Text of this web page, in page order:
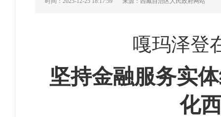
嘎玛泽登
坚持金融服务实
化